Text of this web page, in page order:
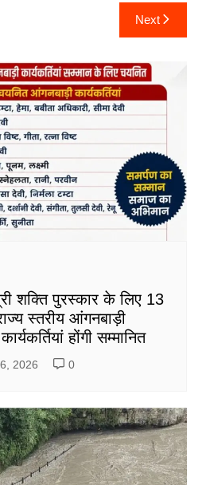
Next
शक्ति पुरस्कार के लिए 13
स्तरीय आंगनबाड़ी
होंगी सम्मानित
2026 0